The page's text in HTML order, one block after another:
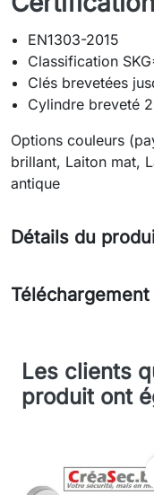
EN1303-2015
Classification
Clés brevetées
Cylindre breveté
Options couleurs
brillant, Laiton mat,
antique
Détails du
Téléchargement
Les clients
produit ont